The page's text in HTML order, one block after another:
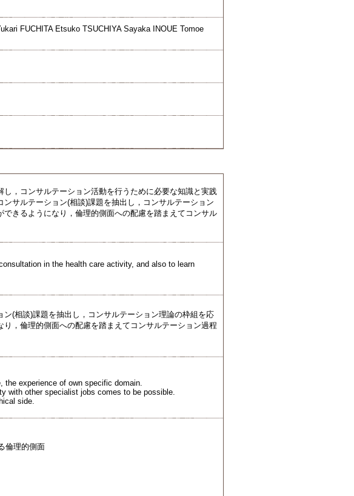
FUCHITA Etsuko TSUCHIYA Sayaka INOUE Tomoe
，コンサルテーション活動を行うために必要な知識と実践
サルテーション(相談)課題を抽出し，コンサルテーション
きるようになり，倫理的側面への配慮を踏まえてコンサル
in the health care activity, and also to learn
(相談)課題を抽出し，コンサルテーション理論の枠組を応
，倫理的側面への配慮を踏まえてコンサルテーション過程
the experience of own specific domain.
with other specialist jobs comes to be possible.
side.
倫理的側面